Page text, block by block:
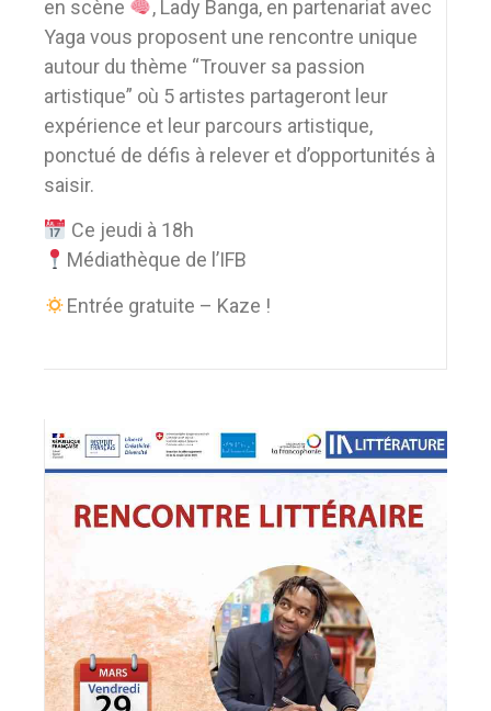
en scène
, Lady Banga, en partenariat avec
Yaga vous proposent une rencontre unique
autour du thème “Trouver sa passion
artistique” où 5 artistes partageront leur
expérience et leur parcours artistique,
ponctué de défis à relever et d’opportunités à
saisir.
Ce jeudi à 18h
Médiathèque de l’IFB
Entrée gratuite – Kaze !